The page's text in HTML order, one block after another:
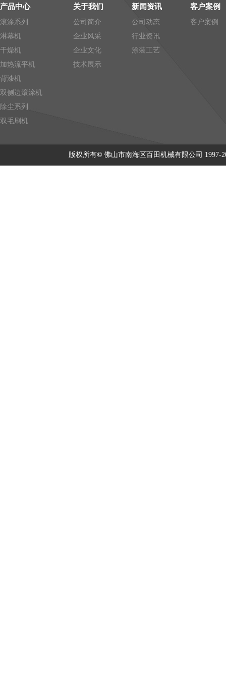
产品中心 关于我们 新闻资讯 客户案例
滚涂系列
淋幕机
干燥机
加热流平机
背漆机
双侧边滚涂机
除尘系列
双毛刷机
公司简介
企业风采
企业文化
技术展示
公司动态
行业资讯
涂装工艺
客户案例
版权所有©佛山市南海区百田机械有限公司